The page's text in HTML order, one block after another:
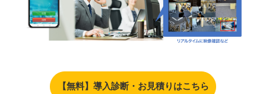
【無料】導入診断・お見積りはこちら